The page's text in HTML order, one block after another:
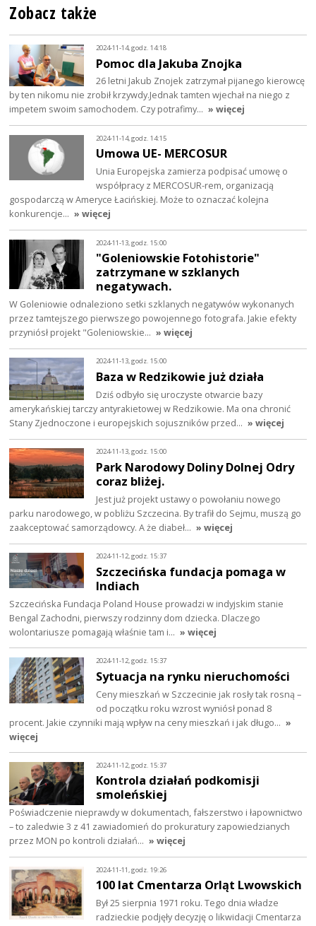
Zobacz także
2024-11-14, godz. 14:18
Pomoc dla Jakuba Znojka
26 letni Jakub Znojek zatrzymał pijanego kierowcę
by ten nikomu nie zrobił krzywdy.Jednak tamten wjechał na niego z
impetem swoim samochodem. Czy potrafimy… » więcej
2024-11-14, godz. 14:15
Umowa UE- MERCOSUR
Unia Europejska zamierza podpisać umowę o
współpracy z MERCOSUR-rem, organizacją
gospodarczą w Ameryce Łacińskiej. Może to oznaczać kolejna
konkurencje… » więcej
2024-11-13, godz. 15:00
"Goleniowskie Fotohistorie"
zatrzymane w szklanych
negatywach.
W Goleniowie odnaleziono setki szklanych negatywów wykonanych
przez tamtejszego pierwszego powojennego fotografa. Jakie efekty
przyniósł projekt "Goleniowskie… » więcej
2024-11-13, godz. 15:00
Baza w Redzikowie już działa
Dziś odbyło się uroczyste otwarcie bazy
amerykańskiej tarczy antyrakietowej w Redzikowie. Ma ona chronić
Stany Zjednoczone i europejskich sojuszników przed… » więcej
2024-11-13, godz. 15:00
Park Narodowy Doliny Dolnej Odry
coraz bliżej.
Jest już projekt ustawy o powołaniu nowego
parku narodowego, w pobliżu Szczecina. By trafił do Sejmu, muszą go
zaakceptować samorządowcy. A że diabeł… » więcej
2024-11-12, godz. 15:37
Szczecińska fundacja pomaga w
Indiach
Szczecińska Fundacja Poland House prowadzi w indyjskim stanie
Bengal Zachodni, pierwszy rodzinny dom dziecka. Dlaczego
wolontariusze pomagają właśnie tam i… » więcej
2024-11-12, godz. 15:37
Sytuacja na rynku nieruchomości
Ceny mieszkań w Szczecinie jak rosły tak rosną –
od początku roku wzrost wyniósł ponad 8
procent. Jakie czynniki mają wpływ na ceny mieszkań i jak długo… »
więcej
2024-11-12, godz. 15:37
Kontrola działań podkomisji
smoleńskiej
Poświadczenie nieprawdy w dokumentach, fałszerstwo i łapownictwo
– to zaledwie 3 z 41 zawiadomień do prokuratury zapowiedzianych
przez MON po kontroli działań… » więcej
2024-11-11, godz. 19:26
100 lat Cmentarza Orląt Lwowskich
Był 25 sierpnia 1971 roku. Tego dnia władze
radzieckie podjęły decyzję o likwidacji Cmentarza